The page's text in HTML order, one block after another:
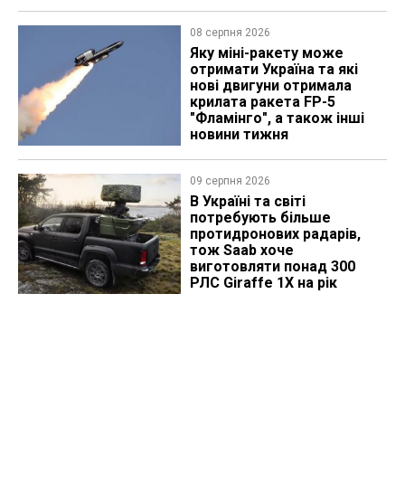
08 серпня 2026
Яку міні-ракету може
отримати Україна та які
нові двигуни отримала
крилата ракета FP-5
"Фламінго", а також інші
новини тижня
09 серпня 2026
В Україні та світі
потребують більше
протидронових радарів,
тож Saab хоче
виготовляти понад 300
РЛС Giraffe 1X на рік